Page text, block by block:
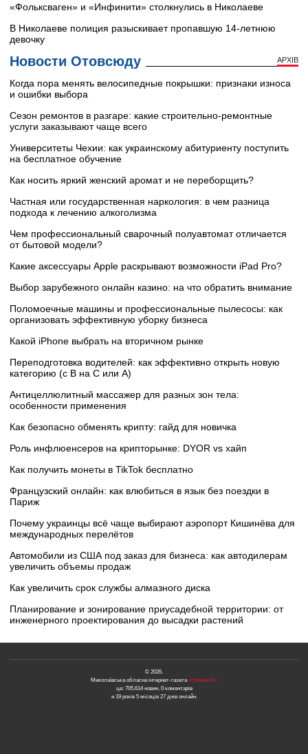
«Фольксваген» и «Инфинити» столкнулись в Николаеве
В Николаеве полиция разыскивает пропавшую 14-летнюю
девочку
Новости Отовсюду АРХІВ
Когда пора менять велосипедные покрышки: признаки износа
и ошибки выбора
Сезон ремонтов в разгаре: какие строительно-ремонтные
услуги заказывают чаще всего
Университеты Чехии: как украинскому абитуриенту поступить
на бесплатное обучение
Как носить яркий женский аромат и не переборщить?
Частная или государственная наркология: в чем разница
подхода к лечению алкоголизма
Чем профессиональный сварочный полуавтомат отличается
от бытовой модели?
Какие аксессуары Apple раскрывают возможности iPad Pro?
Выбор зарубежного онлайн казино: на что обратить внимание
Поломоечные машины и профессиональные пылесосы: как
организовать эффективную уборку бизнеса
Какой iPhone выбрать на вторичном рынке
Переподготовка водителей: как эффективно открыть новую
категорию (с B на C или А)
Антицеллюлитный массажер для разных зон тела:
особенности применения
Как безопасно обменять крипту: гайд для новичка
Роль инфлюенсеров на крипторынке: DYOR vs хайп
Как получить монеты в TikTok бесплатно
Французский онлайн: как влюбиться в язык без поездки в
Париж
Почему украинцы всё чаще выбирают аэропорт Кишинёва для
международных перелётов
Автомобили из США под заказ для бизнеса: как автодилерам
увеличить объемы продаж
Как увеличить срок службы алмазного диска
Планирование и зонирование приусадебной территории: от
инженерного проектирования до высадки растений
© 2026.
Миколаївська обласна інтернет-газета«Новини N»
це: 705,614 новин, 0 коментарів
и 19 років 5 місяців 27 днів онлайн.